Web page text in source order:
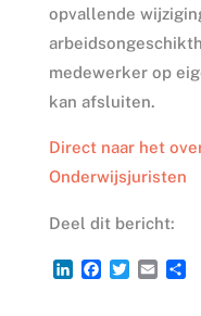
opvallende
medewerker op
kan afsluiten.
Direct naar het
Onderwijsjuristen
Deel dit bericht:
L
F
T
E
D